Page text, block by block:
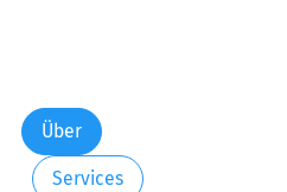
Über
Services